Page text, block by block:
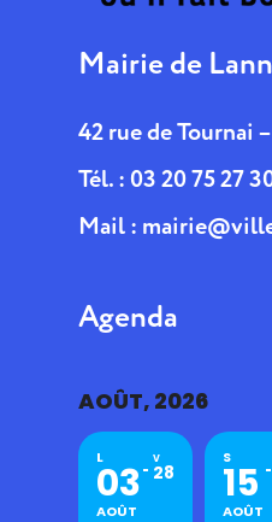
Mairie de
42 rue de Tournai
Tél. : 03 20 75 27
Mail :
Agenda
AOÛT, 2026
L
03
AOÛT
V
28
S
15
AOÛT